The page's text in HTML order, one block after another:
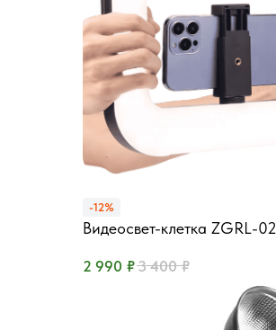
-12%
Видеосвет-клетка ZGRL-02
2 990 ₽3 400 ₽